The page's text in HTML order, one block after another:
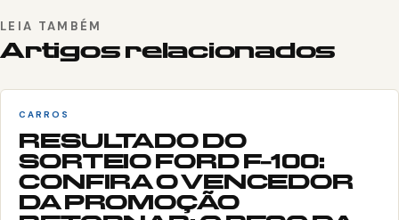
LEIA TAMBÉM
Artigos relacionados
CARROS
RESULTADO DO
SORTEIO FORD F-100:
CONFIRA O VENCEDOR
DA PROMOÇÃO